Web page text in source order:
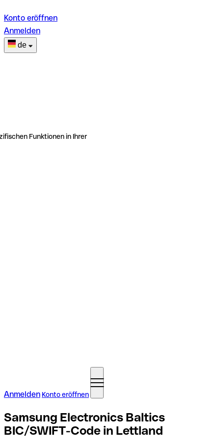
Konto eröffnen
Anmelden
de
Funktionen in Ihrer
Anmelden Konto eröffnen
Samsung Electronics Baltics
BIC/SWIFT-Code in Lettland